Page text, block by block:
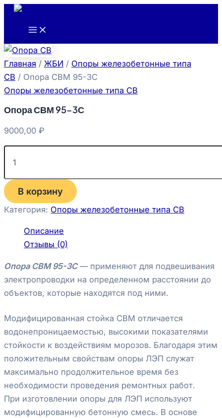
Перейти
содержимому
Main
Главная / ЖБИ / Опоры железобетонные типа
СВ / Опора СВМ 95-3С
Опоры железобетонные типа СВ
Опора СВМ 95-3С
9000,00 ₽
Количество
товара
95-
3С
В корзину
Категория: Опоры железобетонные типа СВ
Описание
Отзывы (0)
Опора СВМ 95-3С — применяют для подвешивания
электропроводки на определенном расстоянии до
объектов, которые находятся под ними.
Модифицированная стойка СВМ отличается
водонепроницаемостью, высокими показателями
стойкости к воздействиям морозов. Благодаря этим
положительным свойствам опоры ЛЭП служат
максимально продолжительное время без
необходимости проведения ремонтных работ.
При изготовлении опоры для ЛЭП используют
модифицированную бетонную смесь. В основе